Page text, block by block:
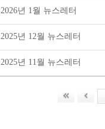
2026년 1월 뉴스레터
2025년 12월 뉴스레터
2025년 11월 뉴스레터